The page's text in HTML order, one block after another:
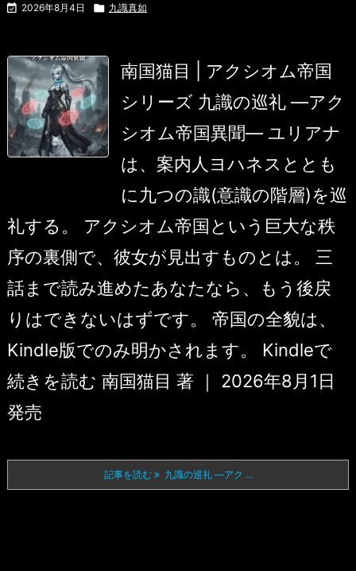
 2026年8月4日  九識真如
南国猫目 | アクシオム帝国
シリーズ 九識の巡礼 ―アク
シオム帝国異聞― ユリアナ
は、案内人ヨハネスととも
に九つの識(意識の階層)を巡
礼する。 アクシオム帝国という巨大な秩
序の裏側で、彼女が見出すものとは。 三
話まで読み進めたあなたなら、もう後戻
りはできないはずです。 帝国の全貌は、
Kindle版でのみ明かされます。 Kindleで
続きを読む 南国猫目 著 ｜ 2026年8月1日
発売
記事を読む 九識の巡礼 ―アク ...